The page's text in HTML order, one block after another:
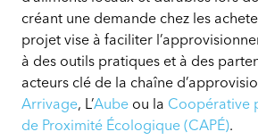
créant une demande chez les
projet vise à faciliter
à des outils pratiques et à des
acteurs clé de la chaîne
Arrivage, L’Aube ou la Coopérative
de Proximité Écologique (CAPÉ).